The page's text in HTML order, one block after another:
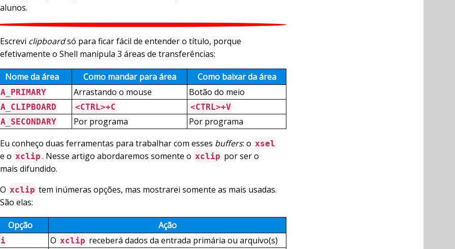
alunos.
Escrevi clipboardsó para ficar fácil de entender o título, porque
efetivamente o Shell manipula 3 áreas de transferências:
Nome da área Como mandar para área Como baixar da área
Arrastando o mouse Botão do meio
<CTRL>+C
<CTRL>+V
Por programa
Por programa
Eu conheço duas ferramentas para trabalhar com esses buffers: o xsel
e o xclip . Nesse artigo abordaremos somente o xclip por ser o
mais difundido.
O xclip tem inúmeras opções, mas mostrarei somente as mais usadas.
São elas:
Opção Ação
O xclip receberá dados da entrada primária ou arquivo(s)